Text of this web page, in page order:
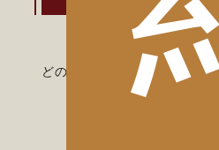
当ホテルの公式サイト
どの予約サイトよりもお得